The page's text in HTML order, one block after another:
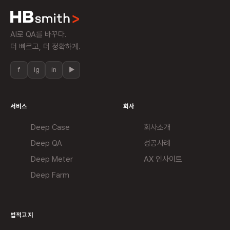
AI로 QA를 바꾸다.
더 빠르고, 더 정확하게.
f ig in ▶
서비스
Deep Case
Deep QA
Deep Meter
Deep Farm
회사
회사소개
성공사례
AX 인사이트
법적고지